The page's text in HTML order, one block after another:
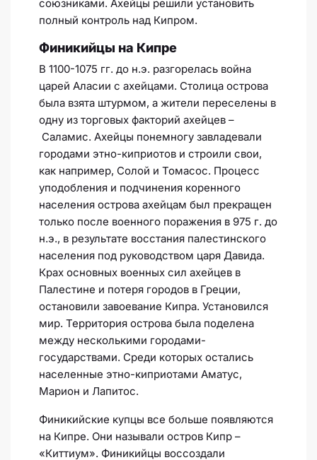
союзниками. Ахейцы решили установить
полный контроль над Кипром.
Финикийцы на Кипре
В 1100-1075 гг. до н.э. разгорелась война
царей Аласии с ахейцами. Столица острова
была взята штурмом, а жители переселены в
одну из торговых факторий ахейцев –
Саламис. Ахейцы понемногу завладевали
городами этно-киприотов и строили свои,
как например, Солой и Томасос. Процесс
уподобления и подчинения коренного
населения острова ахейцам был прекращен
только после военного поражения в 975 г. до
н.э., в результате восстания палестинского
населения под руководством царя Давида.
Крах основных военных сил ахейцев в
Палестине и потеря городов в Греции,
остановили завоевание Кипра. Установился
мир. Территория острова была поделена
между несколькими городами-
государствами. Среди которых остались
населенные этно-киприотами Аматус,
Марион и Лапитос.
Финикийские купцы все больше появляются
на Кипре. Они называли остров Кипр –
«Киттиум». Финикийцы воссоздали